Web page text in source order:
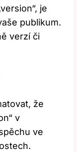
je
publikum.
verzí či
že
v
ve